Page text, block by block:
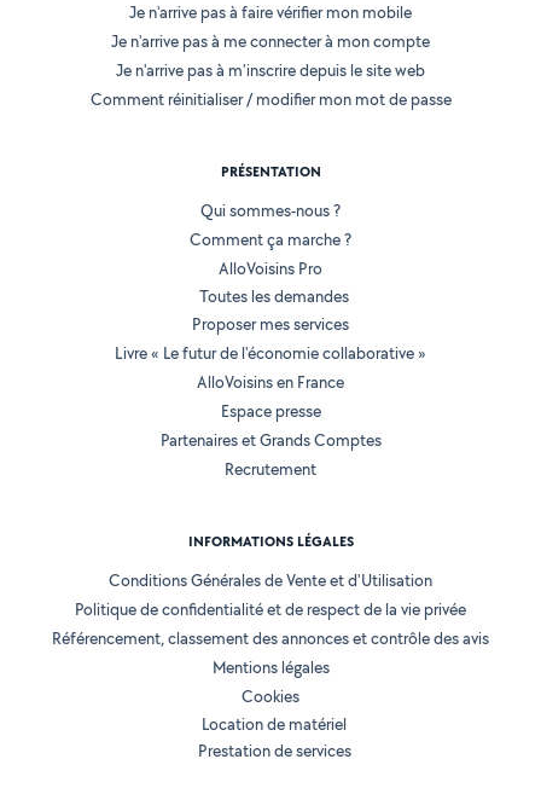
Je n'arrive pas à faire vérifier mon mobile
Je n'arrive pas à me connecter à mon compte
Je n'arrive pas à m'inscrire depuis le site web
Comment réinitialiser / modifier mon mot de passe
PRÉSENTATION
Qui sommes-nous ?
Comment ça marche ?
AlloVoisins Pro
Toutes les demandes
Proposer mes services
Livre « Le futur de l'économie collaborative »
AlloVoisins en France
Espace presse
Partenaires et Grands Comptes
Recrutement
INFORMATIONS LÉGALES
Conditions Générales de Vente et d'Utilisation
Politique de confidentialité et de respect de la vie privée
Référencement, classement des annonces et contrôle des avis
Mentions légales
Cookies
Location de matériel
Prestation de services